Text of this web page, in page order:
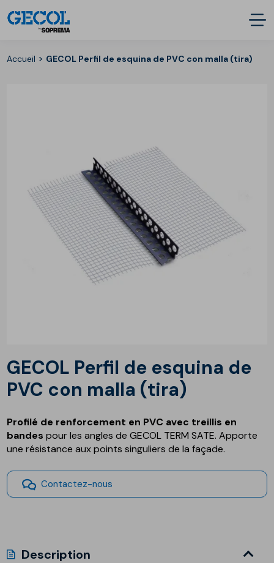
Accueil > GECOL Perfil de esquina de PVC con malla (tira)
GECOL Perfil de esquina de
PVC con malla (tira)
Profilé de renforcement en PVC avec treillis en
bandes pour les angles de GECOL TERM SATE. Apporte
une résistance aux points singuliers de la façade.
Contactez-nous
Description